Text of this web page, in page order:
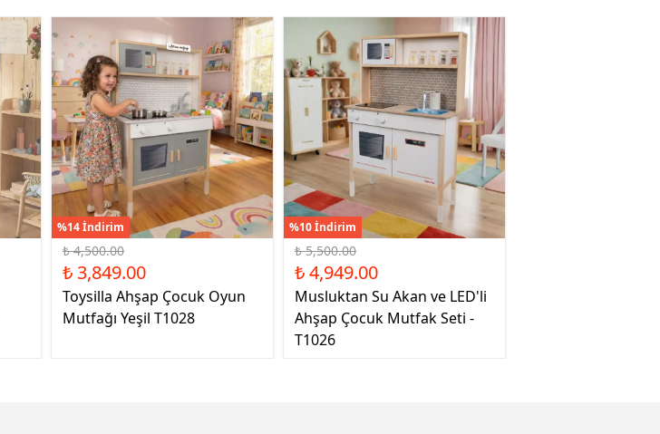
%14 İndirim
₺ 4,500.00
₺ 3,849.00
Toysilla Ahşap Çocuk Oyun
Mutfağı Yeşil T1028
%10 İndirim
₺ 5,500.00
₺ 4,949.00
Musluktan Su Akan ve LED'li
Ahşap Çocuk Mutfak Seti -
T1026